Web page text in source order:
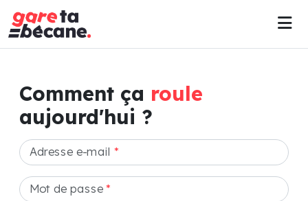
Comment ça roule
aujourd'hui ?
Adresse e-mail *
Mot de passe*